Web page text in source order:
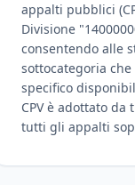
appalti pubblici
Divisione
consentendo alle
sottocategoria
specifico
CPV è adottato
tutti gli appalti